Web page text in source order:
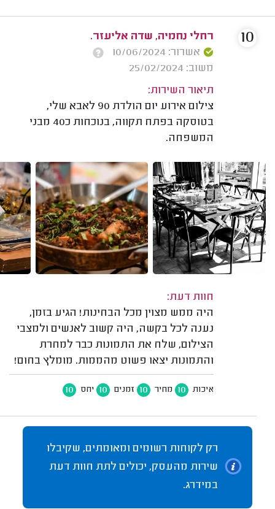
רחלי נחמיה, שדה אליעזר.
אשרור: 10/06/2024
משוב: 25/02/2024
תיאור השירות:
צילום אירוע יום הולדת 90 לאבא שלי,
בטוסקה בפתח תקווה, בנוכחות כ40 מבני
המשפחה.
חוות דעת:
היה ממש מצוין מכל הבחינות! הגיע בזמן,
נענה לכל בקשה, היה קשוב לאנשים ולמצבי
הצילום, שלח את התמונות כבר למחרת
והתמונות יצאו פשוט מהממות. מומלץ בחום!
איכות 10 מחיר 10 זמנים 10 יחס 10
10
רק לקוחות רשומים ומאומתים, שקיבלו
שירות מהעסק, יכולים לתת חוות דעת
במידרג.